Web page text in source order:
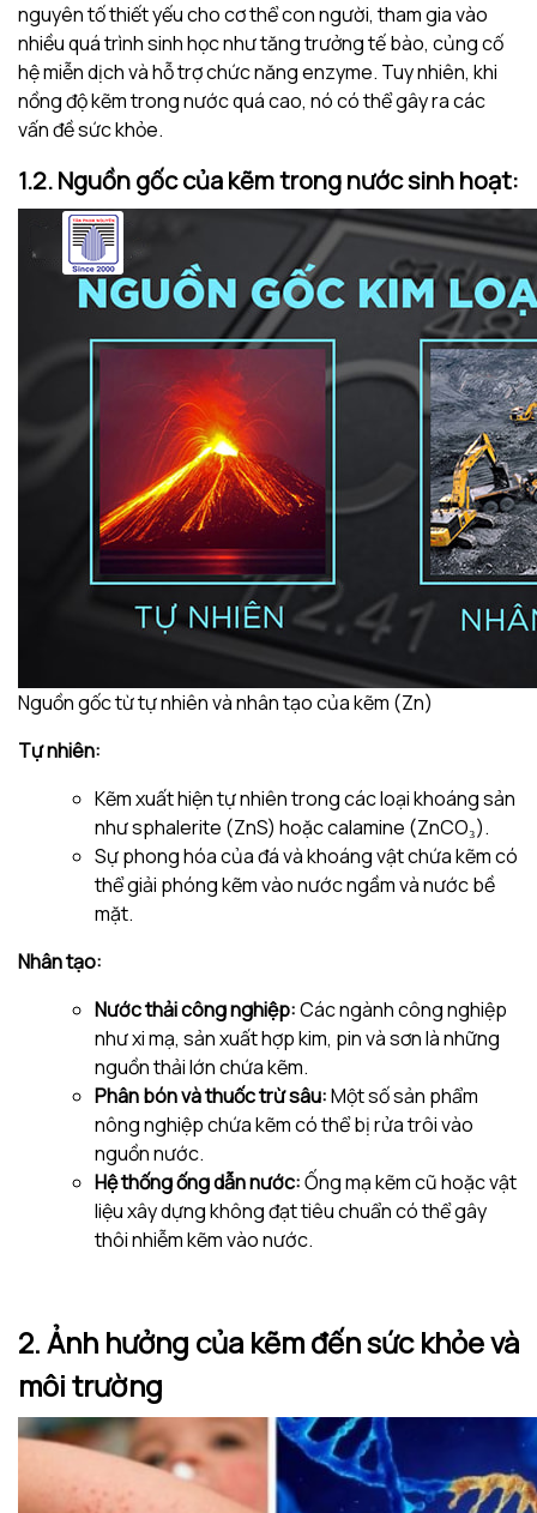
nguyên tố thiết yếu cho cơ thể con người, tham gia vào
nhiều quá trình sinh học như tăng trưởng tế bào, củng cố
hệ miễn dịch và hỗ trợ chức năng enzyme. Tuy nhiên, khi
nồng độ kẽm trong nước quá cao, nó có thể gây ra các
vấn đề sức khỏe.
1.2. Nguồn gốc của kẽm trong nước sinh hoạt:
Nguồn gốc từ tự nhiên và nhân tạo của kẽm (Zn)
Tự nhiên:
Kẽm xuất hiện tự nhiên trong các loại khoáng sản
như sphalerite (ZnS) hoặc calamine (ZnCO₃).
Sự phong hóa của đá và khoáng vật chứa kẽm có
thể giải phóng kẽm vào nước ngầm và nước bề
mặt.
Nhân tạo:
Nước thải công nghiệp:Các ngành công nghiệp
như xi mạ, sản xuất hợp kim, pin và sơn là những
nguồn thải lớn chứa kẽm.
Phân bón và thuốc trừ sâu:Một số sản phẩm
nông nghiệp chứa kẽm có thể bị rửa trôi vào
nguồn nước.
Hệ thống ống dẫn nước:Ống mạ kẽm cũ hoặc vật
liệu xây dựng không đạt tiêu chuẩn có thể gây
thôi nhiễm kẽm vào nước.
2. Ảnh hưởng của kẽm đến sức khỏe và
môi trường